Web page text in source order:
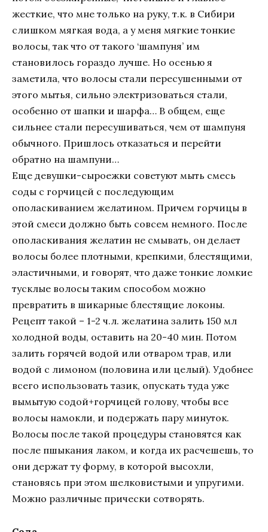
жесткие, что мне только на руку, т.к. в Сибири
слишком мягкая вода, а у меня мягкие тонкие
волосы, так что от такого ‘шампуня’ им
становилось гораздо лучше. Но осенью я
заметила, что волосы стали пересушенными от
этого мытья, сильно электризоваться стали,
особенно от шапки и шарфа… В общем, еще
сильнее стали пересушиваться, чем от шампуня
обычного. Пришлось отказаться и перейти
обратно на шампуни…
Еще девушки-сыроежки советуют мыть смесь
соды с горчицей с последующим
ополаскиванием желатином. Причем горчицы в
этой смеси должно быть совсем немного. После
ополаскивания желатин не смывать, он делает
волосы более плотными, крепкими, блестящими,
эластичными, и говорят, что даже тонкие ломкие
тусклые волосы таким способом можно
превратить в шикарные блестящие локоны.
Рецепт такой – 1-2 ч.л. желатина залить 150 мл
холодной воды, оставить на 20-40 мин. Потом
залить горячей водой или отваром трав, или
водой с лимоном (половина или целый). Удобнее
всего использовать тазик, опускать туда уже
вымытую содой+горчицей голову, чтобы все
волосы намокли, и подержать пару минуток.
Волосы после такой процедуры становятся как
после пшыкания лаком, и когда их расчешешь, то
они держат ту форму, в которой высохли,
становясь при этом шелковистыми и упругими.
Можно различные прически сотворять.